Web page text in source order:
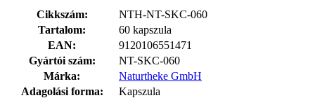
Cikkszám:
NTH-NT-SKC-060
Tartalom:
60 kapszula
EAN:
9120106551471
Gyártói szám:
NT-SKC-060
Márka:
Naturtheke GmbH
Adagolási forma:
Kapszula